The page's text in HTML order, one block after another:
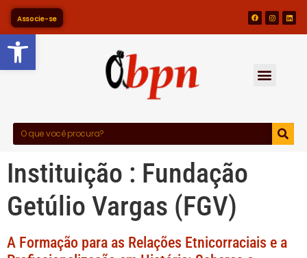
Barra de Ferramentas
Associe-se
Instituição : Fundação
Getúlio Vargas (FGV)
A Formação para as Relações Etnicorraciais e a